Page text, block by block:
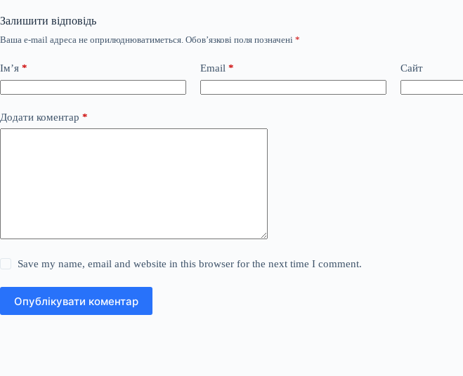
Залишити відповідь
Ваша e-mail адреса не оприлюднюватиметься. Обов’язкові поля позначені *
Ім’я * Email * Сайт
Додати коментар *
Save my name, email and website in this browser for the next time I comment.
Опублікувати коментар